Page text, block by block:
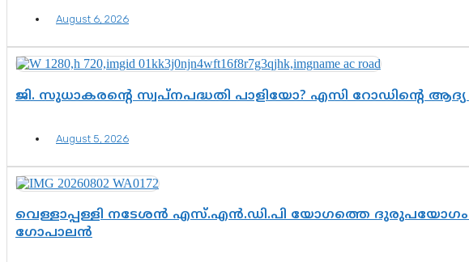
August 6, 2026
ജി. സുധാകരന്റെ സ്വപ്നപദ്ധതി പാളിയോ? എസി റോഡിന്റെ
August 5, 2026
വെള്ളാപ്പള്ളി നടേശൻ എസ്.എൻ.ഡി.പി യോഗത്തെ ദുരുപയോഗം
ഗോപാലൻ